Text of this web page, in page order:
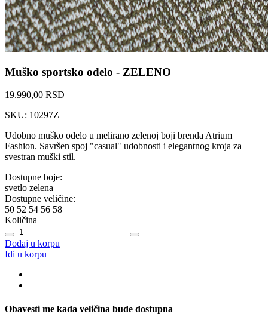
Muško sportsko odelo - ZELENO
19.990,00 RSD
SKU: 10297Z
Udobno muško odelo u melirano zelenoj boji brenda Atrium
Fashion. Savršen spoj "casual" udobnosti i elegantnog kroja za
svestran muški stil.
Dostupne boje:
svetlo zelena
Dostupne veličine:
50 52 54 56 58
Količina
Dodaj u korpu
Idi u korpu
Obavesti me kada veličina bude dostupna